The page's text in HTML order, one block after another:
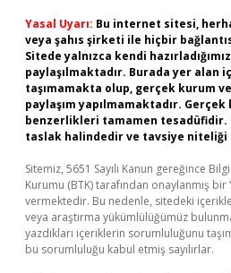
Yasal Uyarı: Bu internet sitesi,
veya şahıs şirketi ile hiçbir
Sitede yalnızca kendi
paylaşılmaktadır. Burada yer alan
taşımamakta olup, gerçek kurum
paylaşım yapılmamaktadır.
benzerlikleri tamamen
taslak halindedir ve tavsiye niteliği
Sitemiz, 5651 Sayılı Kanun gereğince
Kurumu (BTK) tarafından onaylanmış bir
vermektedir. Bu nedenle, sitedeki
veya araştırma yükümlülüğümüz
yazdıkları içeriklerin sorumluluğunu
bu sorumluluğu kabul etmiş sayılırlar.